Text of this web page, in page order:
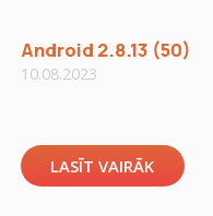
Android 2.8.13 (50)
10.08.2023
LASĪT VAIRĀK